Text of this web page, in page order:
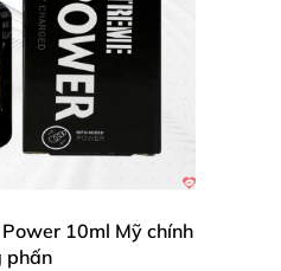
10ml Mỹ chính
phấn